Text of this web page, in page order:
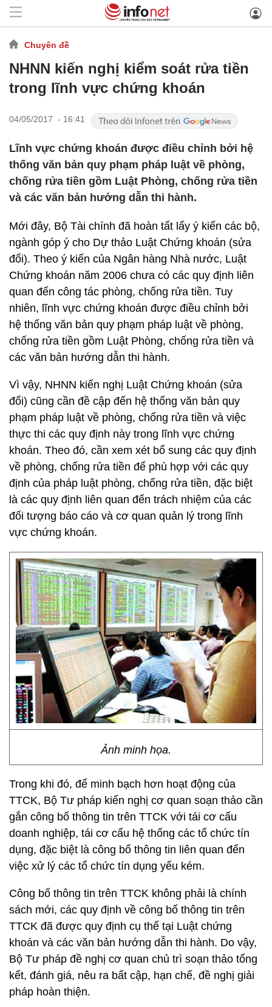
Chuyên đề
NHNN kiến nghị kiểm soát rửa tiền
trong lĩnh vực chứng khoán
04/05/2017 - 16:41
Lĩnh vực chứng khoán được điều chỉnh bởi hệ
thống văn bản quy phạm pháp luật về phòng,
chống rửa tiền gồm Luật Phòng, chống rửa tiền
và các văn bản hướng dẫn thi hành.
Mới đây, Bộ Tài chính đã hoàn tất lấy ý kiến các bộ,
ngành góp ý cho Dự thảo Luật Chứng khoán (sửa
đổi). Theo ý kiến của Ngân hàng Nhà nước, Luật
Chứng khoán năm 2006 chưa có các quy định liên
quan đến công tác phòng, chống rửa tiền. Tuy
nhiên, lĩnh vực chứng khoán được điều chỉnh bởi
hệ thống văn bản quy phạm pháp luật về phòng,
chống rửa tiền gồm Luật Phòng, chống rửa tiền và
các văn bản hướng dẫn thi hành.
Vì vậy, NHNN kiến nghị Luật Chứng khoán (sửa
đổi) cũng cần đề cập đến hệ thống văn bản quy
phạm pháp luật về phòng, chống rửa tiền và việc
thực thi các quy định này trong lĩnh vực chứng
khoán. Theo đó, cần xem xét bổ sung các quy định
về phòng, chống rửa tiền để phù hợp với các quy
định của pháp luật phòng, chống rửa tiền, đặc biệt
là các quy định liên quan đến trách nhiệm của các
đối tượng báo cáo và cơ quan quản lý trong lĩnh
vực chứng khoán.
Ảnh minh họa.
Trong khi đó, để minh bạch hơn hoạt động của
TTCK, Bộ Tư pháp kiến nghị cơ quan soạn thảo cần
gắn công bố thông tin trên TTCK với tái cơ cấu
doanh nghiệp, tái cơ cấu hệ thống các tổ chức tín
dụng, đặc biệt là công bố thông tin liên quan đến
việc xử lý các tổ chức tín dụng yếu kém.
Công bố thông tin trên TTCK không phải là chính
sách mới, các quy định về công bố thông tin trên
TTCK đã được quy định cụ thể tại Luật chứng
khoán và các văn bản hướng dẫn thi hành. Do vậy,
Bộ Tư pháp đề nghị cơ quan chủ trì soạn thảo tổng
kết, đánh giá, nêu ra bất cập, hạn chế, đề nghị giải
pháp hoàn thiện.